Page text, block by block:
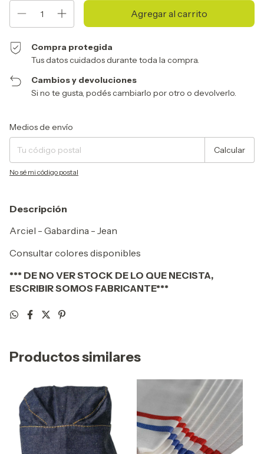
Compra protegida
Tus datos cuidados durante toda la compra.
Cambios y devoluciones
Si no te gusta, podés cambiarlo por otro o devolverlo.
Entregas para el CP:
Medios de envío
Calcular
No sé mi código postal
Descripción
Arciel - Gabardina - Jean
Consultar colores disponibles
*** DE NO VER STOCK DE LO QUE NECISTA,
ESCRIBIR SOMOS FABRICANTE***
Productos similares